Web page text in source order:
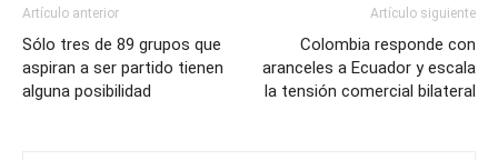
Artículo anterior
Sólo tres de 89 grupos que
aspiran a ser partido tienen
alguna posibilidad
Artículo siguiente
Colombia responde con
aranceles a Ecuador y escala
la tensión comercial bilateral